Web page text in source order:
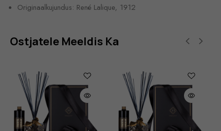
Originaalkujundus: René Lalique, 1912
Ostjatele Meeldis Ka